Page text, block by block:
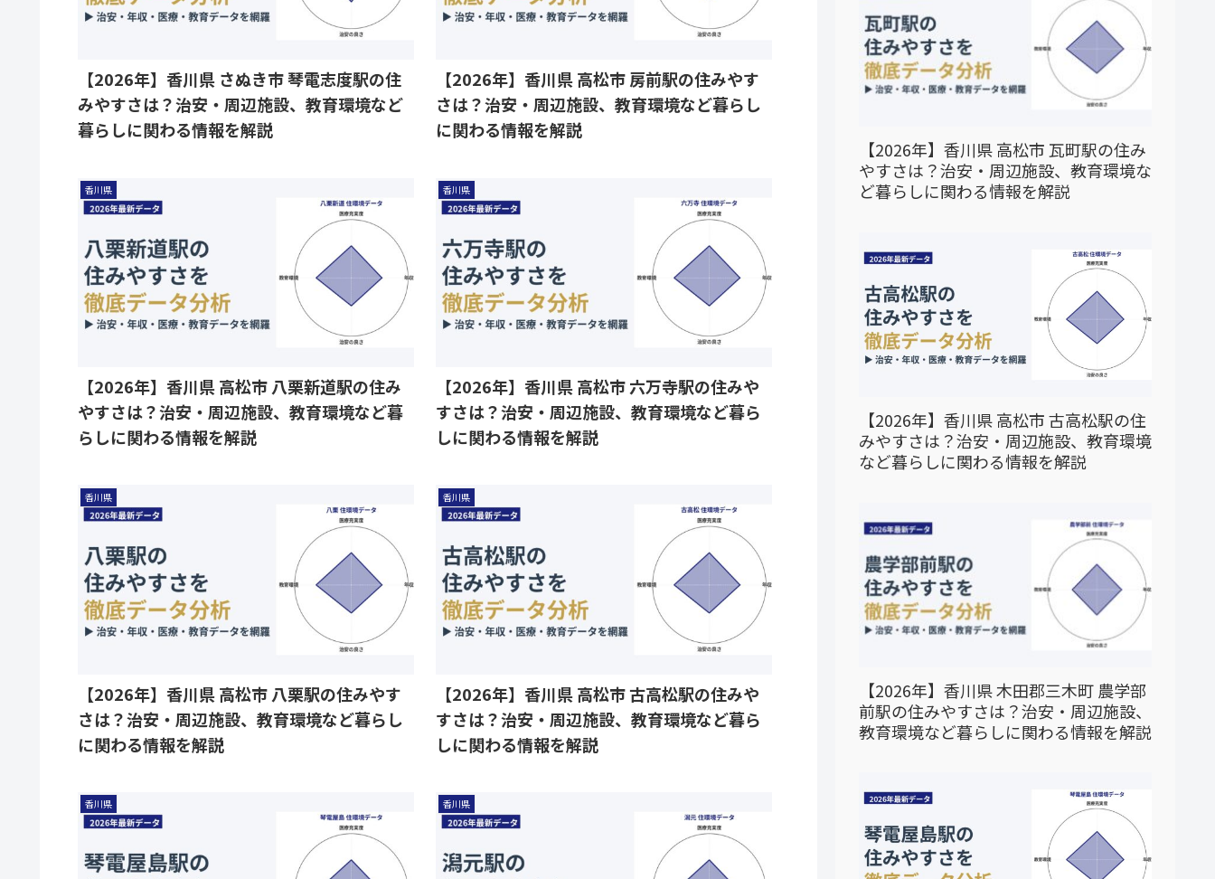
【2026年】香川県 さぬき市 琴電志度駅の住
みやすさは？治安・周辺施設、教育環境など
暮らしに関わる情報を解説
【2026年】香川県 高松市 房前駅の住みやす
さは？治安・周辺施設、教育環境など暮らし
に関わる情報を解説
香川県
【2026年】香川県 高松市 八栗新道駅の住み
やすさは？治安・周辺施設、教育環境など暮
らしに関わる情報を解説
香川県
【2026年】香川県 高松市 六万寺駅の住みや
すさは？治安・周辺施設、教育環境など暮ら
しに関わる情報を解説
香川県
【2026年】香川県 高松市 八栗駅の住みやす
さは？治安・周辺施設、教育環境など暮らし
に関わる情報を解説
香川県
【2026年】香川県 高松市 古高松駅の住みや
すさは？治安・周辺施設、教育環境など暮ら
しに関わる情報を解説
香川県 香川県
【2026年】香川県 高松市 瓦町駅の住み
やすさは？治安・周辺施設、教育環境な
ど暮らしに関わる情報を解説
【2026年】香川県 高松市 古高松駅の住
みやすさは？治安・周辺施設、教育環境
など暮らしに関わる情報を解説
【2026年】香川県 木田郡三木町 農学部
前駅の住みやすさは？治安・周辺施設、
教育環境など暮らしに関わる情報を解説